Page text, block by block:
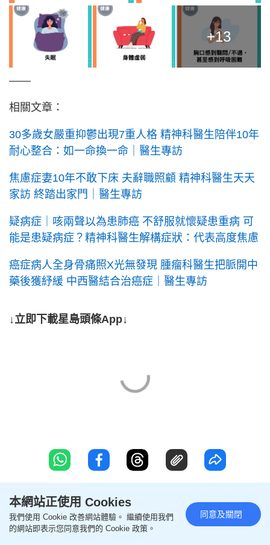
+13
——
相關文章：
30多歲女嚴重抑鬱出現7重人格 精神科醫生陪伴10年
耐心整合：如一命換一命｜醫生專訪
焦慮症妻10年不敢下床 夫辭職照顧 精神科醫生天天
家訪 終踏出家門｜醫生專訪
疑病症｜咳兩聲以為患肺癌 不舒服就懷疑患重病 可
能是患疑病症？精神科醫生解構症狀：代表高度焦慮
癌症病人全身骨痛照X光無發現 腫瘤科醫生把脈開中
藥後獲紓緩 中西醫結合治癌症｜醫生專訪
↓立即下載星島頭條App↓
聯絡我們
關於我們
版權及免責聲明
幫助及反饋
本網站正使用 Cookies
我們使用 Cookie 改善網站體驗。 繼續使用我們
的網站即表示您同意我們的 Cookie 政策。
同意及關閉